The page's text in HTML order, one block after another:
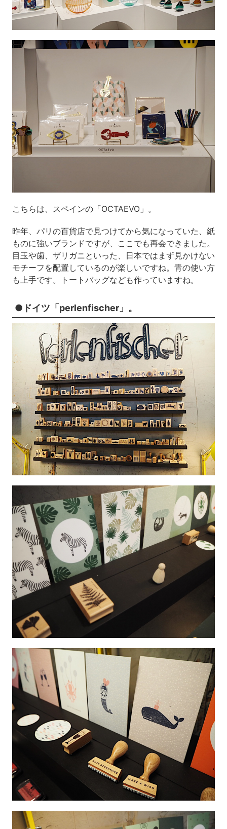
こちらは、スペインの「OCTAEVO」。
昨年、パリの百貨店で見つけてから気になっていた、紙
ものに強いブランドですが、ここでも再会できました。
目玉や歯、ザリガニといった、日本ではまず見かけない
モチーフを配置しているのが楽しいですね。青の使い方
も上手です。トートバッグなども作っていますね。
●ドイツ「perlenfischer」。